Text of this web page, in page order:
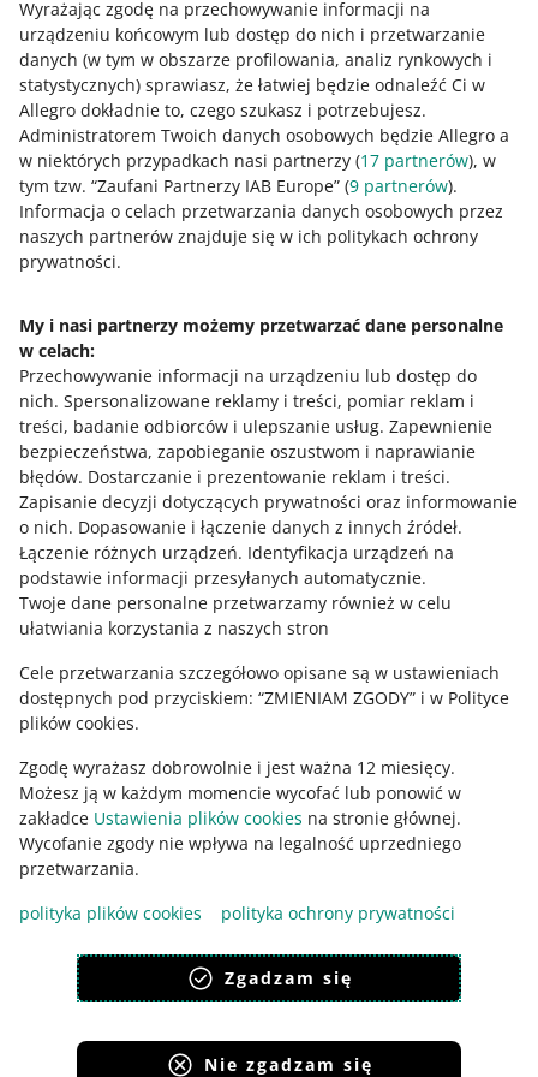
Wyrażając zgodę na przechowywanie informacji na
urządzeniu końcowym lub dostęp do nich i przetwarzanie
danych (w tym w obszarze profilowania, analiz rynkowych i
statystycznych) sprawiasz, że łatwiej będzie odnaleźć Ci w
Allegro dokładnie to, czego szukasz i potrzebujesz.
Administratorem Twoich danych osobowych będzie Allegro a
w niektórych przypadkach nasi partnerzy (17 partnerów), w
tym tzw. “Zaufani Partnerzy IAB Europe” (9 partnerów).
Informacja o celach przetwarzania danych osobowych przez
naszych partnerów znajduje się w ich politykach ochrony
prywatności.
My i nasi partnerzy możemy przetwarzać dane personalne
w celach:
Przechowywanie informacji na urządzeniu lub dostęp do
nich. Spersonalizowane reklamy i treści, pomiar reklam i
treści, badanie odbiorców i ulepszanie usług. Zapewnienie
bezpieczeństwa, zapobieganie oszustwom i naprawianie
błędów. Dostarczanie i prezentowanie reklam i treści.
Zapisanie decyzji dotyczących prywatności oraz informowanie
o nich. Dopasowanie i łączenie danych z innych źródeł.
Łączenie różnych urządzeń. Identyfikacja urządzeń na
podstawie informacji przesyłanych automatycznie.
Twoje dane personalne przetwarzamy również w celu
ułatwiania korzystania z naszych stron
Cele przetwarzania szczegółowo opisane są w ustawieniach
dostępnych pod przyciskiem: “ZMIENIAM ZGODY” i w Polityce
plików cookies.
Zgodę wyrażasz dobrowolnie i jest ważna 12 miesięcy.
Możesz ją w każdym momencie wycofać lub ponowić w
zakładce Ustawienia plików cookies na stronie głównej.
Wycofanie zgody nie wpływa na legalność uprzedniego
przetwarzania.
polityka plików cookies
polityka ochrony prywatności
Zgadzam się
Nie zgadzam się
W wersji testowej 50% kupujących zobaczy animację w
wybranych ofertach.
Od 22 lipca sprawdzisz, czy Twoje oferty są spójne z
produktem z Katalogu i łatwo je zaktualizujesz
15 lipca 2026 13:05
Dzięki temu łatwo i szybko uspójnisz informacje – a
jednocześnie zachowasz pełną kontrolę nad ofertą.
Poznaj szczegóły.
Sprzedajesz opony? Sprawdź zmiany, które planujemy
w tej kategorii
15 lipca 2026 12:52
1 sierpnia 2026 zmienimy układ kategorii, w których
wystawiasz opony. Poznaj szczegóły.
ZOBACZ STARSZE
Ta strona jest też dostępna w innych językach
wygląd: